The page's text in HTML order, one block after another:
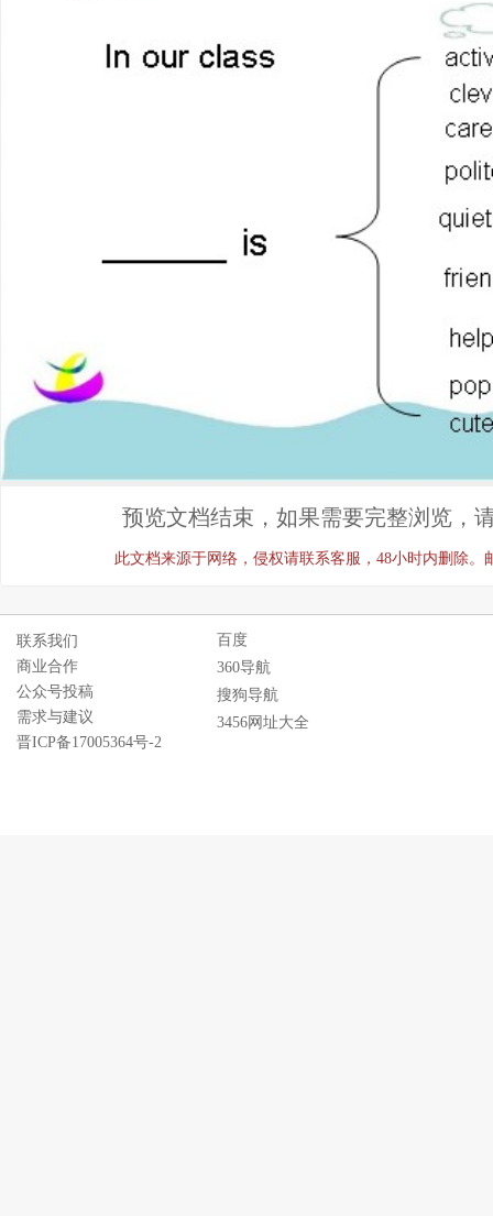
预览文档结束，如果需要完整浏览，
此文档来源于网络，侵权请联系客服，48小时内删除。
联系我们
商业合作
公众号投稿
需求与建议
晋ICP备17005364号-2
百度
360导航
搜狗导航
3456网址大全